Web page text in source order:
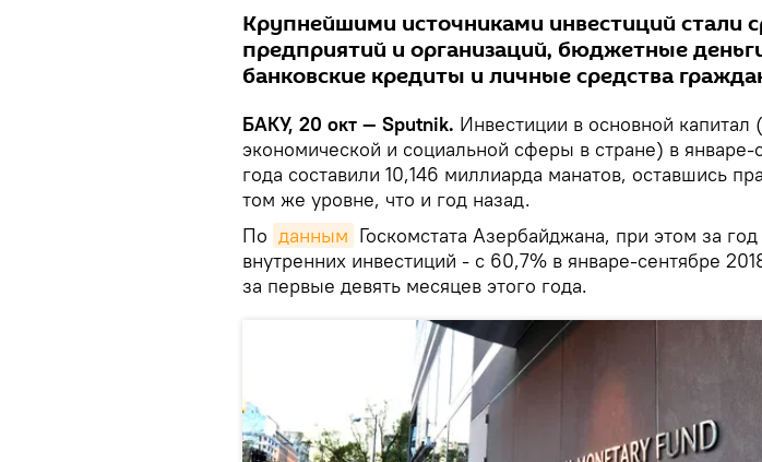
Крупнейшими источниками инвестиций стали
предприятий и организаций, бюджетные
банковские кредиты и личные средства
БАКУ, 20 окт — Sputnik. Инвестиции в основной капитал
экономической и социальной сферы в стране) в январе-
года составили 10,146 миллиарда манатов, оставшись
том же уровне, что и год назад.
По данным Госкомстата Азербайджана, при этом за
внутренних инвестиций - с 60,7% в январе-сентябре
за первые девять месяцев этого года.